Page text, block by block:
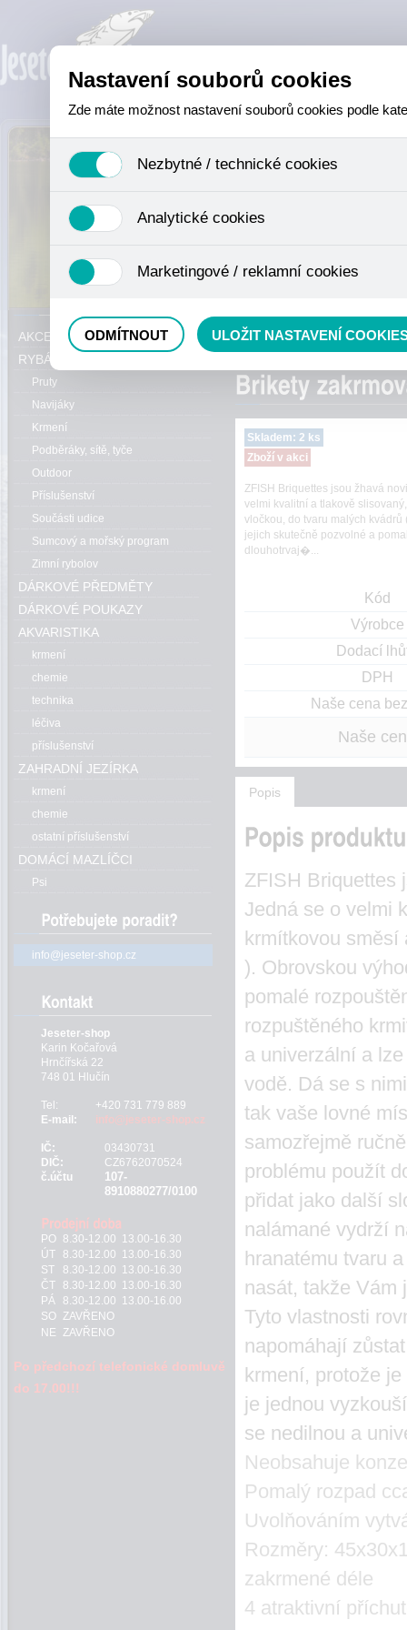
Právě se nacházíte:
Method mixy
Skladem: 2 ks
Zboží v akci
ZFISH Briquettes jsou žhavá
velmi kvalitní a tlakově
vločkou, do tvaru malých kvádrů
jejich skutečně pozvolné a
dlouhotrvaj�...
Kód
Výrobce
Dodací
DPH
Naše cena
Naše
Popis
ZFISH Briquettes
Jedná se o velmi
krmítkovou směsí
). Obrovskou
pomalé
rozpuštěného
a univerzální a
vodě. Dá se s
tak vaše lovné
samozřejmě
problému použít
přidat jako další
nalámané vydrží
hranatému tvaru
nasát, takže Vám
Tyto vlastnosti
napomáhají
krmení, protože
je jednou
se nedilnou a
Neobsahuje
Pomalý rozpad
Uvolňováním
Rozměry:
zakrmené déle
4 atraktivní
AKCE, SLEVY, VÝPRODEJ
RYBÁŘSKÝ SORTIMENT
Pruty
Navijáky
Krmení
Podběráky, sítě, tyče
Outdoor
Příslušenství
Součásti udice
Sumcový a mořský program
Zimní rybolov
DÁRKOVÉ PŘEDMĚTY
DÁRKOVÉ POUKAZY
AKVARISTIKA
krmení
chemie
technika
léčiva
příslušenství
ZAHRADNÍ JEZÍRKA
krmení
chemie
ostatní příslušenství
DOMÁCÍ MAZLÍČCI
Psi
info@jeseter-shop.cz
Jeseter-shop
Karin Kočařová
Hrnčířská 22
748 01 Hlučín
Tel:
+420 731 779 889
E-mail:
info@jeseter-shop.cz
IČ:
03430731
DIČ:
CZ6762070524
č.účtu
107-
8910880277/0100
PO 8.30-12.00 13.00-16.30
ÚT
8.30-12.00 13.00-16.30
ST
8.30-12.00 13.00-16.30
ČT
8.30-12.00 13.00-16.30
PÁ
8.30-12.00 13.00-16.00
SO ZAVŘENO
NE ZAVŘENO
Po předchozí telefonické domluvě
do 17.00!!!
Nastavení souborů cookies
Zde máte možnost nastavení souborů cookies podle
Nezbytné / technické cookies
se mimo jiné k ukládání produktů v nákupním košíku,
není zapotřebí Váš souhlas a není možné jej ani odebrat.
Analytické cookies
nejedná o osobní údaje, protože anonymizované cookies
odkazy, prohlížené zboží apod.
Marketingové / reklamní cookies
ODMÍTNOUT ULOŽIT NASTAVENÍ